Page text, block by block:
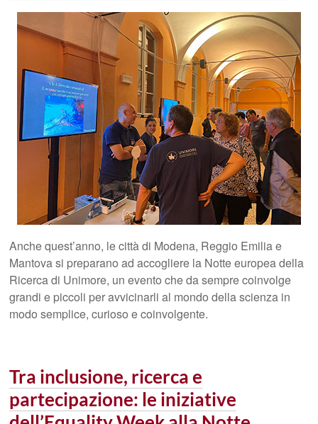
Anche quest’anno, le città di Modena, Reggio Emilia e
Mantova si preparano ad accogliere la Notte europea della
Ricerca di Unimore, un evento che da sempre coinvolge
grandi e piccoli per avvicinarli al mondo della scienza in
modo semplice, curioso e coinvolgente.
Tra inclusione, ricerca e
partecipazione: le iniziative